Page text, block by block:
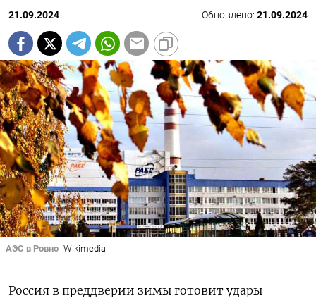
21.09.2024 Обновлено: 21.09.2024
АЭС в Ровно Wikimedia
Россия в преддверии зимы готовит удары